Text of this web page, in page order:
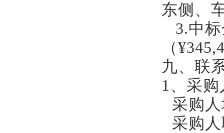
东侧、
3.中
（
九、联
1、 采购
采购
采购